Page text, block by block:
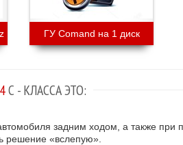
ГУ Comand на 1 диск
С - КЛАССА ЭТО:
задним ходом, а также при
решение «вслепую».